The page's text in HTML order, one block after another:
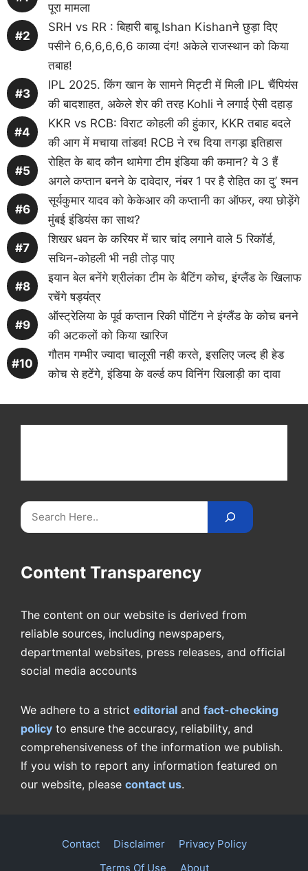
पूरा मामला
SRH vs RR : बिहारी बाबू Ishan Kishanने छुड़ा दिए
पसीने 6,6,6,6,6,6 काव्या दंग! अकेले राजस्थान को किया
तबाह!
IPL 2025. किंग खान के सामने मिट्टी में मिली IPL चैंपियंस
की बादशाहत, अकेले शेर की तरह Kohli ने लगाई ऐसी दहाड़
KKR vs RCB: विराट कोहली की हुंकार, KKR तबाह बदले
की आग में मचाया तांडव! RCB ने रच दिया तगड़ा इतिहास
रोहित के बाद कौन थामेगा टीम इंडिया की कमान? ये 3 हैं
अगले कप्तान बनने के दावेदार, नंबर 1 पर है रोहित का दु’ श्मन
सूर्यकुमार यादव को केकेआर की कप्तानी का ऑफर, क्या छोड़ेंगे
मुंबई इंडियंस का साथ?
शिखर धवन के करियर में चार चांद लगाने वाले 5 रिकॉर्ड,
सचिन-कोहली भी नही तोड़ पाए
इयान बेल बनेंगे श्रीलंका टीम के बैटिंग कोच, इंग्लैंड के खिलाफ
रचेंगे षड्यंत्र
ऑस्ट्रेलिया के पूर्व कप्तान रिकी पोंटिंग ने इंग्लैंड के कोच बनने
की अटकलों को किया खारिज
गौतम गम्भीर ज्यादा चालूसी नही करते, इसलिए जल्द ही हेड
कोच से हटेंगे, इंडिया के वर्ल्ड कप विनिंग खिलाड़ी का दावा
Search
Content Transparency
The content on our website is derived from
reliable sources, including newspapers,
departmental websites, press releases, and official
social media accounts
We adhere to a strict editorial and fact-checking
policy to ensure the accuracy, reliability, and
comprehensiveness of the information we publish.
If you wish to report any information featured on
our website, please contact us.
Contact Disclaimer
Privacy Policy
Terms Of Use
About